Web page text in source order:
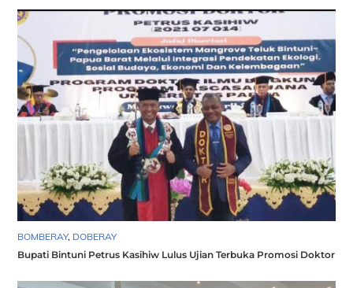
BOMBERAY, DOBERAY
Bupati Bintuni Petrus Kasihiw Lulus Ujian Terbuka Promosi Doktor